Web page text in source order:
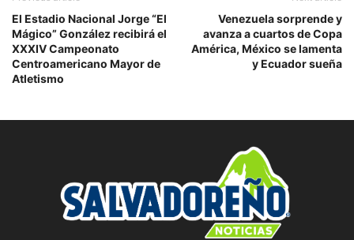
El Estadio Nacional Jorge “El
Mágico” González recibirá el
XXXIV Campeonato
Centroamericano Mayor de
Atletismo
Venezuela sorprende y
avanza a cuartos de Copa
América, México se lamenta
y Ecuador sueña